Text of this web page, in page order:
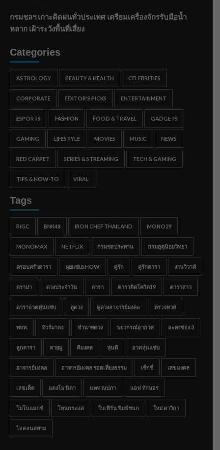
กรมชลฯ เกาะติดฝนทั่วประเทศ เตรียมเครื่องจักรรับมือน้ำ
หลาก เฝ้าระวังพื้นที่เสี่ยง
Categories
ASTROLOGY BEAUTY & HEALTH CELEBRITIES
CORPORATE EDITOR'S PICKS ENTERTAINMENT
ESPORTS FASHION FOOD & TRAVEL GADGETS
GAMING LIFESTYLE MOVIES MUSIC NEWS
RED CARPET SERIES & STREAMING TECH & GAMING
TIPS & HOW-TO VIRAL
Tags
BIGC BNK48 IRON CHEF THAILAND MONO29
MONOMAX NETFLIX กรมชลประทาน กรมอุตุนิยมวิทยา
ครอบครัวดารา คุยแซ่บSHOW คู่รัก คู่รักดารา งานวิวาห์
ดราม่า ดวงประจำวัน ดารา ดาราติดโควิด19 ดาราสาว
ดาราอวดหุ่นแซ่บ ดูดวง ดูดวงอาจารย์มงคล ตรวจหวย
ททท. ทัวร์มาลง ทำนายดวง พยากรณ์อากาศ ละครช่อง 3
ลูกดารา สายมู สีมงคล หุ่นดี อวดหุ่นแซ่บ
อาจารย์มงคล อาจารย์มงคล รอดเที่ยงธรรม เซ็กซี่ เลขมงคล
เลขเด็ด แตงโม นิดา แพท ณปภา แอฟ ทักษอร
โมโนแมกซ์ โหนกระแส ใบเฟิร์น พิมพ์ชนก ใหม่ ดาวิกา
ไอคอนสยาม